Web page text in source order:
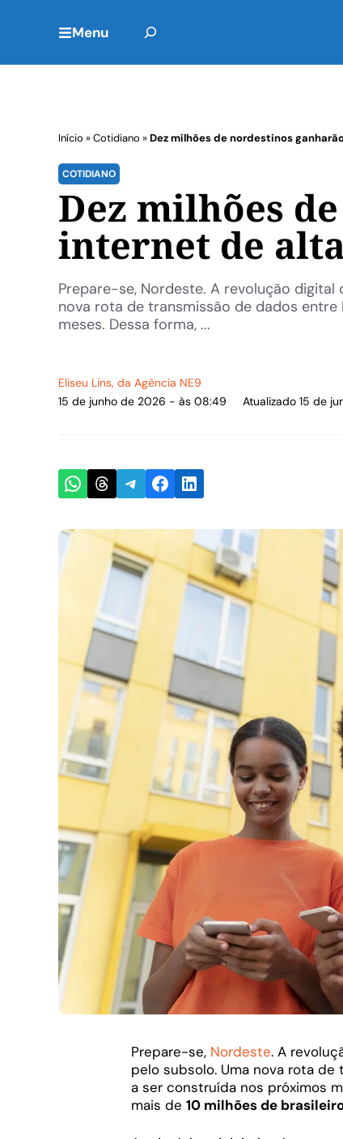
Menu
Início »Cotidiano »Dez milhões de nordestinos
COTIDIANO
Dez milhões
internet de
Prepare-se, Nordeste. A revolução digital
nova rota de transmissão de dados
meses. Dessa forma, ...
Eliseu Lins, da Agência NE9
15 de junho de 2026 - às 08:49
Atualizado 15 de
Share on WhatsApp
Share on Threads
Share on Telegram
Share on Facebook
Share on LinkedIn
Prepare-se, Nordeste. A
pelo subsolo. Uma nova rota
a ser construída nos próximos
mais de 10 milhões de